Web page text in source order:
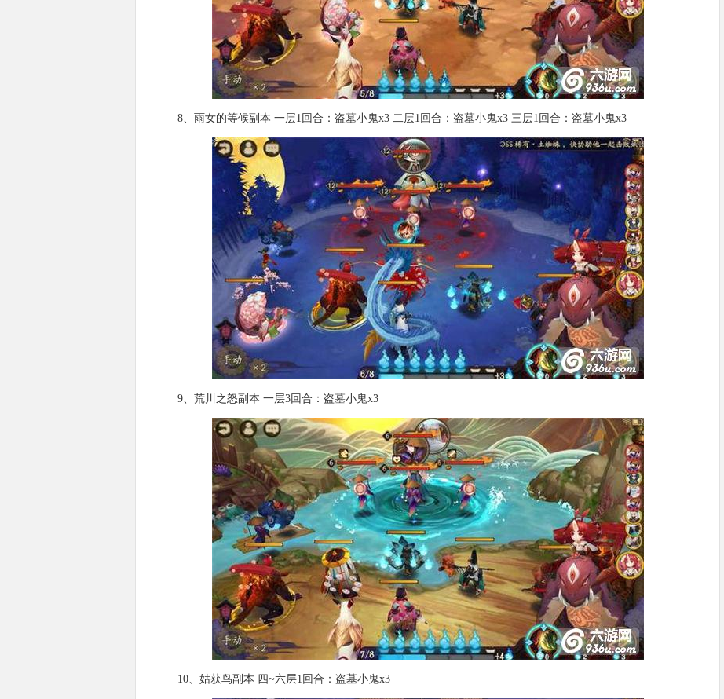
8、雨女的等候副本 一层1回合：盗墓小鬼x3 二层1回合：盗墓小鬼x3 三层1回合：盗墓小鬼x3
9、荒川之怒副本 一层3回合：盗墓小鬼x3
10、姑获鸟副本 四~六层1回合：盗墓小鬼x3